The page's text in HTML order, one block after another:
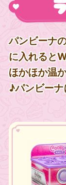
パンビーナ
に入れると
ほかほか温
♪パンビーナ